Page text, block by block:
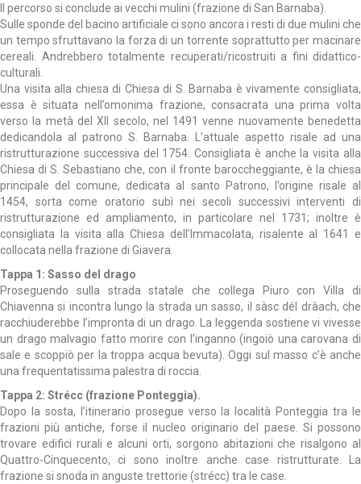
Il percorso si conclude ai vecchi mulini (frazione di San Barnaba).
Sulle sponde del bacino artificiale ci sono ancora i resti di due mulini che
un tempo sfruttavano la forza di un torrente soprattutto per macinare
cereali. Andrebbero totalmente recuperati/ricostruiti a fini didattico-
culturali.
Una visita alla chiesa di Chiesa di S. Barnaba è vivamente consigliata,
essa è situata nell’omonima frazione, consacrata una prima volta
verso la metà del XII secolo, nel 1491 venne nuovamente benedetta
dedicandola al patrono S. Barnaba. L’attuale aspetto risale ad una
ristrutturazione successiva del 1754. Consigliata è anche la visita alla
Chiesa di S. Sebastiano che, con il fronte baroccheggiante, è la chiesa
principale del comune, dedicata al santo Patrono, l’origine risale al
1454, sorta come oratorio subì nei secoli successivi interventi di
ristrutturazione ed ampliamento, in particolare nel 1731; inoltre è
consigliata la visita alla Chiesa dell’Immacolata, risalente al 1641 e
collocata nella frazione di Giavera.
Tappa 1: Sasso del drago
Proseguendo sulla strada statale che collega Piuro con Villa di
Chiavenna si incontra lungo la strada un sasso, il sàsc dél dràach, che
racchiuderebbe l’impronta di un drago. La leggenda sostiene vi vivesse
un drago malvagio fatto morire con l’inganno (ingoiò una carovana di
sale e scoppiò per la troppa acqua bevuta). Oggi sul masso c’è anche
una frequentatissima palestra di roccia.
Tappa 2: Strécc (frazione Ponteggia).
Dopo la sosta, l’itinerario prosegue verso la località Ponteggia tra le
frazioni più antiche, forse il nucleo originario del paese. Si possono
trovare edifici rurali e alcuni orti, sorgono abitazioni che risalgono al
Quattro-Cinquecento, ci sono inoltre anche case ristrutturate. La
frazione si snoda in anguste trettorie (strécc) tra le case.